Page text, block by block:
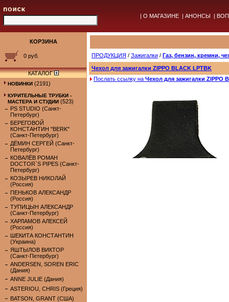
| О МАГАЗИНЕ | АНОНСЫ |
КОРЗИНА
0 руб.
КАТАЛОГ
НОВИНКИ (2191)
КУРИТЕЛЬНЫЕ ТРУБКИ -
МАСТЕРА И СТУДИИ (523)
PS STUDIO (Санкт-
Петербург)
БЕРЕГОВОЙ
КОНСТАНТИН "BERK"
(Санкт-Петербург)
ДЁМИН СЕРГЕЙ (Санкт-
Петербург)
КОВАЛЁВ РОМАН
DOCTOR`S PIPES (Санкт-
Петербург)
КОЗЫРЕВ НИКОЛАЙ
(Россия)
ПЕНЬКОВ АЛЕКСАНДР
(Россия)
ТУПИЦЫН АЛЕКСАНДР
(Санкт-Петербург)
ХАРЛАМОВ АЛЕКСЕЙ
(Россия)
ШЕКИТА КОНСТАНТИН
(Украина)
ЯШТЫЛОВ ВИКТОР
(Санкт-Петербург)
ANDERSEN, SOREN ERIC
(Дания)
ANNE JULIE (Дания)
ASTERIOU, CHRIS (Греция)
BATSON, GRANT (США)
ПРОДУКЦИЯ / Зажигалки / Газ, бензин, кремни,
Чехол для зажигалки ZIPPO BLACK LPTBK
Послать ссылку на Чехол для зажигалки ZIPPO